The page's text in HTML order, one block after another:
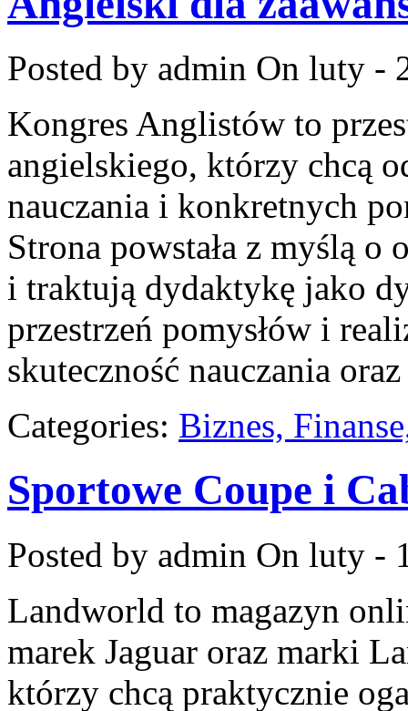
Posted by admin On luty -
Kongres Anglistów to
angielskiego, którzy chcą
nauczania i konkretnych
Strona powstała z myślą o
i traktują dydaktykę jako
przestrzeń pomysłów i
skuteczność nauczania
Categories: Biznes,
Sportowe Coupe i
Posted by admin On luty -
Landworld to magazyn
marek Jaguar oraz marki
którzy chcą praktycznie